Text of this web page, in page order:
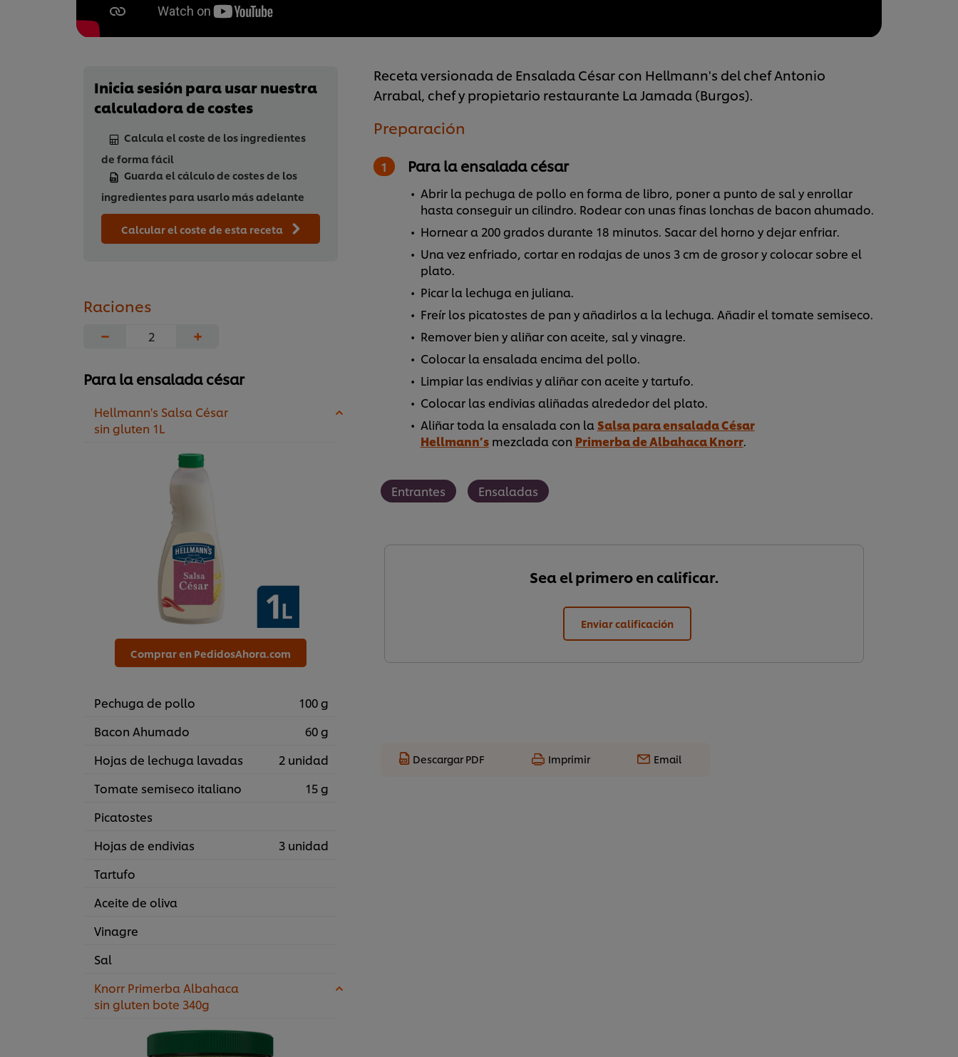
Inicia sesión para usar nuestra
calculadora de costes
Calcula el coste de los ingredientes
de forma fácil
Guarda el cálculo de costes de los
ingredientes para usarlo más adelante
Calcular el coste de esta receta
Raciones
−
+
Para la ensalada césar
Hellmann's Salsa César
sin gluten 1L
Comprar en PedidosAhora.com
Pechuga de pollo
100 g
Bacon Ahumado
60 g
Hojas de lechuga lavadas
2 unidad
Tomate semiseco italiano
15 g
Picatostes
Hojas de endivias
3 unidad
Tartufo
Aceite de oliva
Vinagre
Sal
Knorr Primerba Albahaca
sin gluten bote 340g
Receta versionada de Ensalada César con Hellmann's del chef Antonio
Arrabal, chef y propietario restaurante La Jamada (Burgos).
Preparación
Para la ensalada césar
Abrir la pechuga de pollo en forma de libro, poner a punto de sal y enrollar
hasta conseguir un cilindro. Rodear con unas finas lonchas de bacon ahumado.
Hornear a 200 grados durante 18 minutos. Sacar del horno y dejar enfriar.
Una vez enfriado, cortar en rodajas de unos 3 cm de grosor y colocar sobre el
plato.
Picar la lechuga en juliana.
Freír los picatostes de pan y añadirlos a la lechuga. Añadir el tomate semiseco.
Remover bien y aliñar con aceite, sal y vinagre.
Colocar la ensalada encima del pollo.
Limpiar las endivias y aliñar con aceite y tartufo.
Colocar las endivias aliñadas alrededor del plato.
Aliñar toda la ensalada con la Salsa para ensalada César
Hellmann’smezclada con Primerba de Albahaca Knorr.
Entrantes Ensaladas
Sea el primero en calificar.
Enviar calificación
Descargar PDF Imprimir Email